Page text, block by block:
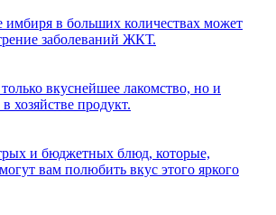
имбиря в больших количествах может
заболеваний ЖКТ.
вкуснейшее лакомство, но и
хозяйстве продукт.
и бюджетных блюд, которые,
вам полюбить вкус этого яркого